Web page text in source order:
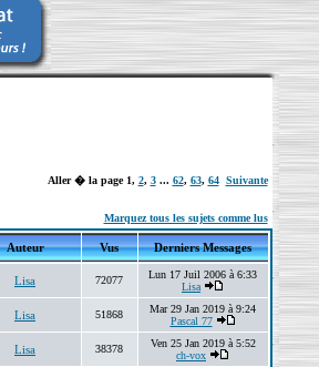
Aller � la page 1, 2, 3... 62, 63, 64 Suivante
Marquez tous les sujets comme lus
Auteur Vus Derniers Messages
Lisa 72077
Lun 17 Juil 2006 à 6:33
Lisa
Lisa 51868
Mar 29 Jan 2019 à 9:24
Pascal 77
Lisa 38378
Ven 25 Jan 2019 à 5:52
ch-vox